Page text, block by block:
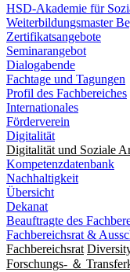
HSD-Akademie für
Weiterbildungsmaster
Zertifikatsangebote
Seminarangebot
Dialogabende
Fachtage und Tagungen
Profil des Fachbereiches
Internationales
Förderverein
Digitalität
Digitalität und Soziale
Kompetenzdatenbank
Nachhaltigkeit
Übersicht
Dekanat
Beauftragte des
Fachbereichsrat &
Fachbereichsrat
Forschungs- ＆